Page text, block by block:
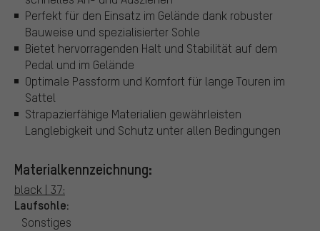
Perfekt für den Einsatz im Gelände dank robuster
Bauweise und spezialisierter Sohle
Bietet hervorragenden Halt und Stabilität auf dem
Pedal und im Gelände
Optimale Passform und Komfort für lange Touren im
Sattel
Strapazierfähige Materialien gewährleisten
Langlebigkeit und Schutz unter allen Bedingungen
Materialkennzeichnung:
black | 37:
Laufsohle:
Sonstiges